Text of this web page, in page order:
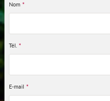
Nom *
Tél. *
E-mail *